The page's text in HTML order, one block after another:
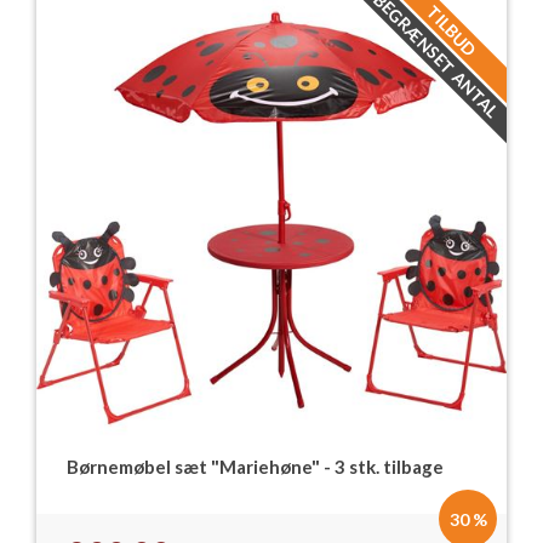
Børnemøbel sæt "Mariehøne" - 3 stk. tilbage
30 %
TILBUD
BEGRÆNSET ANTAL